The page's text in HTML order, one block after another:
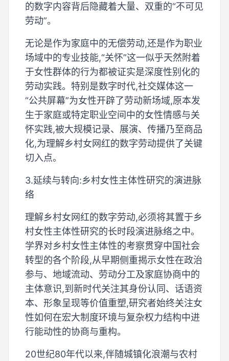
的数字内容背后隐藏着大量、双重的“不可见
劳动”。
无论是作为家庭中的无偿劳动,还是作为职业
场域中的专业技能,“关怀”这一似乎天然附着
于女性群体的行为都被证实是深度性别化的
劳动实践。特别是数字时代,社交媒体这一
“公共屏幕”为女性开辟了劳动新场域,原本发
生于家庭或特定职业空间中的女性情感与关
怀实践,被大规模记录、展演、传播乃至商品
化,为理解乡村女网红的数字劳动提供了关键
切入点。
3.延续与转向:乡村女性主体性研究的演进脉
络
理解乡村女网红的数字劳动,必须将其置于乡
村女性主体性研究的长时段演进脉络之中。
学界对乡村女性主体性的考察贯穿中国社会
转型的各个阶段,从早期侧重揭示女性在政治
参与、地域流动、劳动分工及家庭协商中的
主体意识,到新时代关注其身份认同、话语资
本、形象呈现等价值重塑,研究者始终关注女
性如何在宏大制度环境与复杂权力结构中进
行能动性的协商与重构。
20世纪80年代以来,伴随城镇化浪潮与农村